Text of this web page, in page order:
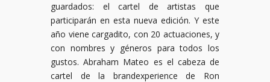
guardados: el cartel de artistas que
participarán en esta nueva edición. Y este
año viene cargadito, con 20 actuaciones, y
con nombres y géneros para todos los
gustos. Abraham Mateo es el cabeza de
cartel de la brandexperience de Ron